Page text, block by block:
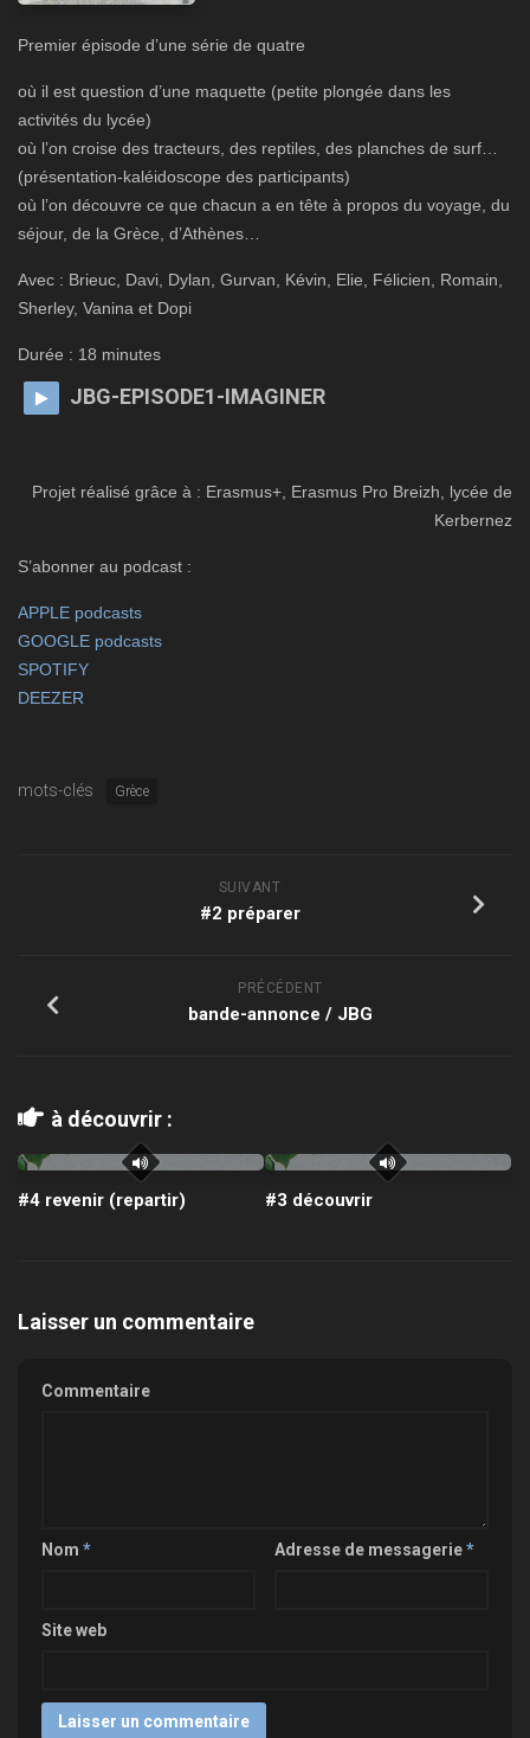
de l’audio en vidéo
Points de suspension
tout le podcast QQUN en une page
tout le podcast LIGNE(S) DE VIE en une page
Plateaux « radio »
formation
genres et formats
je fais…
infos, contact
à propos, contact
confidentialité, données personnelles
Premier épisode d’une série de quatre
où il est question d’une maquette (petite plongée dans les
activités du lycée)
où l’on croise des tracteurs, des reptiles, des planches de surf…
(présentation-kaléidoscope des participants)
où l’on découvre ce que chacun a en tête à propos du voyage, du
séjour, de la Grèce, d’Athènes…
Avec : Brieuc, Davi, Dylan, Gurvan, Kévin, Elie, Félicien, Romain,
Sherley, Vanina et Dopi
Durée : 18 minutes
JBG-EPISODE1-IMAGINER
Projet réalisé grâce à : Erasmus+, Erasmus Pro Breizh, lycée de
Kerbernez
S’abonner au podcast :
APPLE podcasts
GOOGLE podcasts
SPOTIFY
DEEZER
mots-clés Grèce
SUIVANT
#2 préparer
PRÉCÉDENT
bande-annonce / JBG
à découvrir :
#4 revenir (repartir) #3 découvrir
Laisser un commentaire
Commentaire
Nom * Adresse de messagerie*
Site web